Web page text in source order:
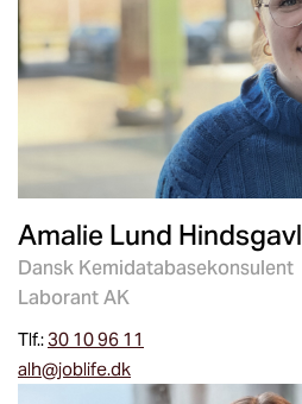
Amalie Lund Hindsgavl
Dansk Kemidatabasekonsulent
Laborant AK
Tlf.:30 10 96 11
alh@joblife.dk